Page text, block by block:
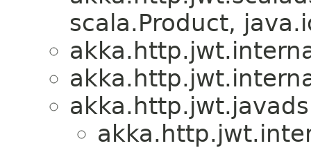
scala.Product,